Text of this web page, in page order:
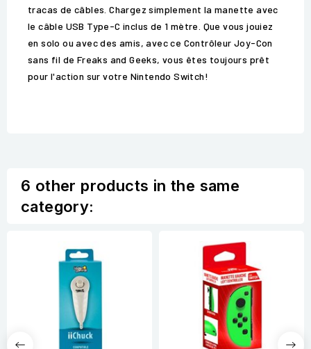
tracas de câbles. Chargez simplement la manette avec
le câble USB Type-C inclus de 1 mètre. Que vous jouiez
en solo ou avec des amis, avec ce Contrôleur Joy-Con
sans fil de Freaks and Geeks, vous êtes toujours prêt
pour l'action sur votre Nintendo Switch!
6 other products in the same
category: